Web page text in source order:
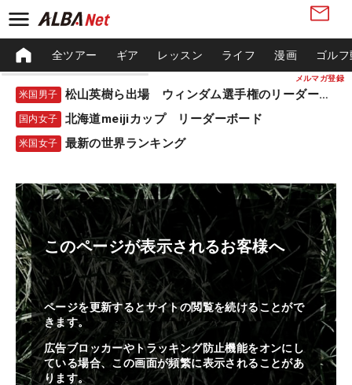
メルマガ登録
全ツアー ギア レッスン ライフ 漫画 ゴル
米国男子 松山英樹ら出場 ウィンダム選手権のリーダーボード
国内女子 北海道meijiカップ リーダーボード
米国女子 最新の世界ランキング
このページが表示されるお客様へ
ページを更新するとサイトの閲覧を続けることがで
きます。
広告ブロッカーやトラッキング防止機能をオンにし
ている場合、この画面が頻繁に表示されることがあ
ります。